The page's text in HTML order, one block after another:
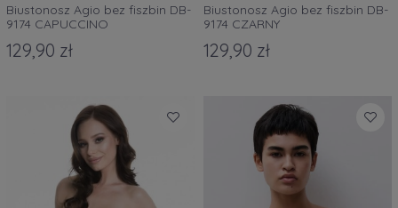
Biustonosz Agio bez fiszbin DB-
9174 CAPUCCINO
129,90 zł
Biustonosz Agio bez fiszbin DB-
9174 CZARNY
129,90 zł